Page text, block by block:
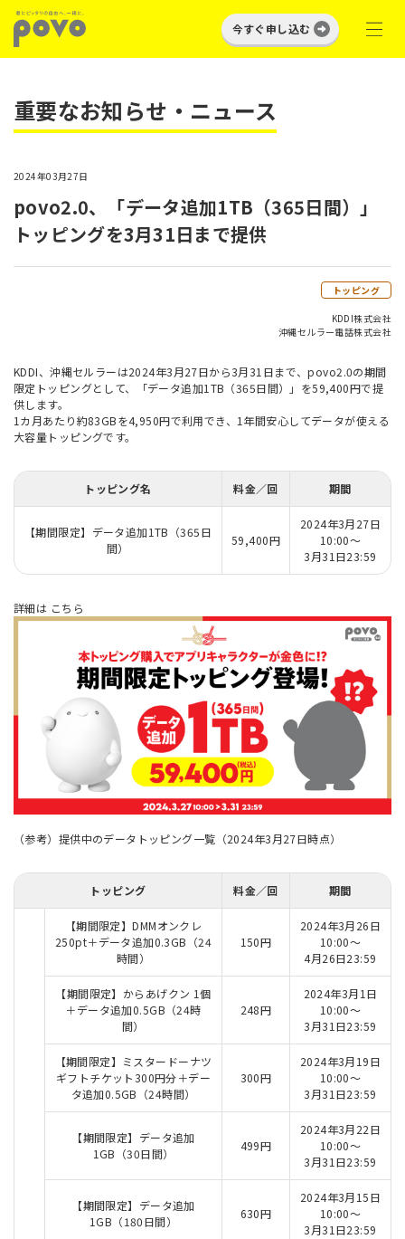
今すぐ申し込む
重要なお知らせ・ニュース
2024年03月27日
povo2.0、「データ追加1TB（365日間）」
トッピングを3月31日まで提供
トッピング
KDDI株式会社
沖縄セルラー電話株式会社
KDDI、沖縄セルラーは2024年3月27日から3月31日まで、povo2.0の期間
限定トッピングとして、「データ追加1TB（365日間）」を59,400円で提
供します。
1カ月あたり約83GBを4,950円で利用でき、1年間安心してデータが使える
大容量トッピングです。
トッピング名 料金／回 期間
【期間限定】データ追加1TB（365日
間）
59,400円
2024年3月27日
10:00～
3月31日23:59
詳細は こちら
（参考）提供中のデータトッピング一覧（2024年3月27日時点）
トッピング 料金／回 期間
【期間限定】DMMオンクレ
250pt＋データ追加0.3GB（24
時間）
150円
2024年3月26日
10:00～
4月26日23:59
【期間限定】からあげクン 1個
＋データ追加0.5GB（24時
間）
248円
2024年3月1日
10:00～
3月31日23:59
【期間限定】ミスタードーナツ
ギフトチケット300円分＋デー
タ追加0.5GB（24時間）
300円
2024年3月19日
10:00～
3月31日23:59
【期間限定】データ追加
1GB（30日間）
499円
2024年3月22日
10:00～
3月31日23:59
【期間限定】データ追加
1GB（180日間）
630円
2024年3月15日
10:00～
3月31日23:59